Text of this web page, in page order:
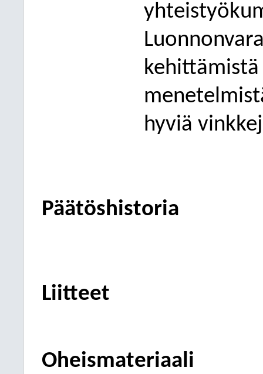
hyviä
Päätöshistoria
Liitteet
Oheismateriaali